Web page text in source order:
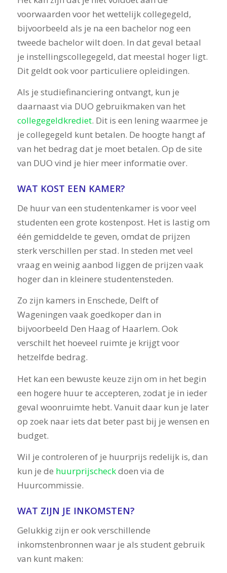
voorwaarden voor het wettelijk collegegeld,
bijvoorbeeld als je na een bachelor nog een
tweede bachelor wilt doen. In dat geval betaal
je instellingscollegegeld, dat meestal hoger ligt.
Dit geldt ook voor particuliere opleidingen.
Als je studiefinanciering ontvangt, kun je
daarnaast via DUO gebruikmaken van het
collegegeldkrediet. Dit is een lening waarmee je
je collegegeld kunt betalen. De hoogte hangt af
van het bedrag dat je moet betalen. Op de site
van DUO vind je hier meer informatie over.
WAT KOST EEN KAMER?
De huur van een studentenkamer is voor veel
studenten een grote kostenpost. Het is lastig om
één gemiddelde te geven, omdat de prijzen
sterk verschillen per stad. In steden met veel
vraag en weinig aanbod liggen de prijzen vaak
hoger dan in kleinere studentensteden.
Zo zijn kamers in Enschede, Delft of
Wageningen vaak goedkoper dan in
bijvoorbeeld Den Haag of Haarlem. Ook
verschilt het hoeveel ruimte je krijgt voor
hetzelfde bedrag.
Het kan een bewuste keuze zijn om in het begin
een hogere huur te accepteren, zodat je in ieder
geval woonruimte hebt. Vanuit daar kun je later
op zoek naar iets dat beter past bij je wensen en
budget.
Wil je controleren of je huurprijs redelijk is, dan
kun je de huurprijscheckdoen via de
Huurcommissie.
WAT ZIJN JE INKOMSTEN?
Gelukkig zijn er ook verschillende
inkomstenbronnen waar je als student gebruik
van kunt maken: